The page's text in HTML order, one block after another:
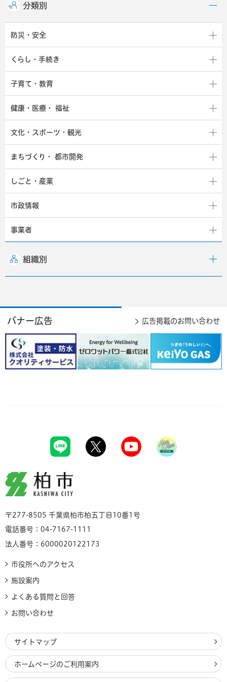
分類別
防災・安全
くらし・手続き
子育て・教育
健康・医療・ 福祉
文化・スポーツ・観光
まちづくり・ 都市開発
しごと・産業
市政情報
事業者
組織別
バナー広告 広告掲載のお問い合わせ
柏市
〒277-8505 千葉県柏市柏五丁目10番1号
電話番号：04-7167-1111
法人番号：6000020122173
市役所へのアクセス
施設案内
よくある質問と回答
お問い合わせ
サイトマップ
ホームページのご利用案内